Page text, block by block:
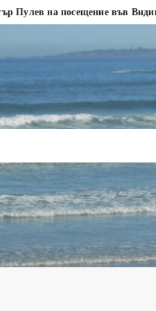
на посещение във Видин